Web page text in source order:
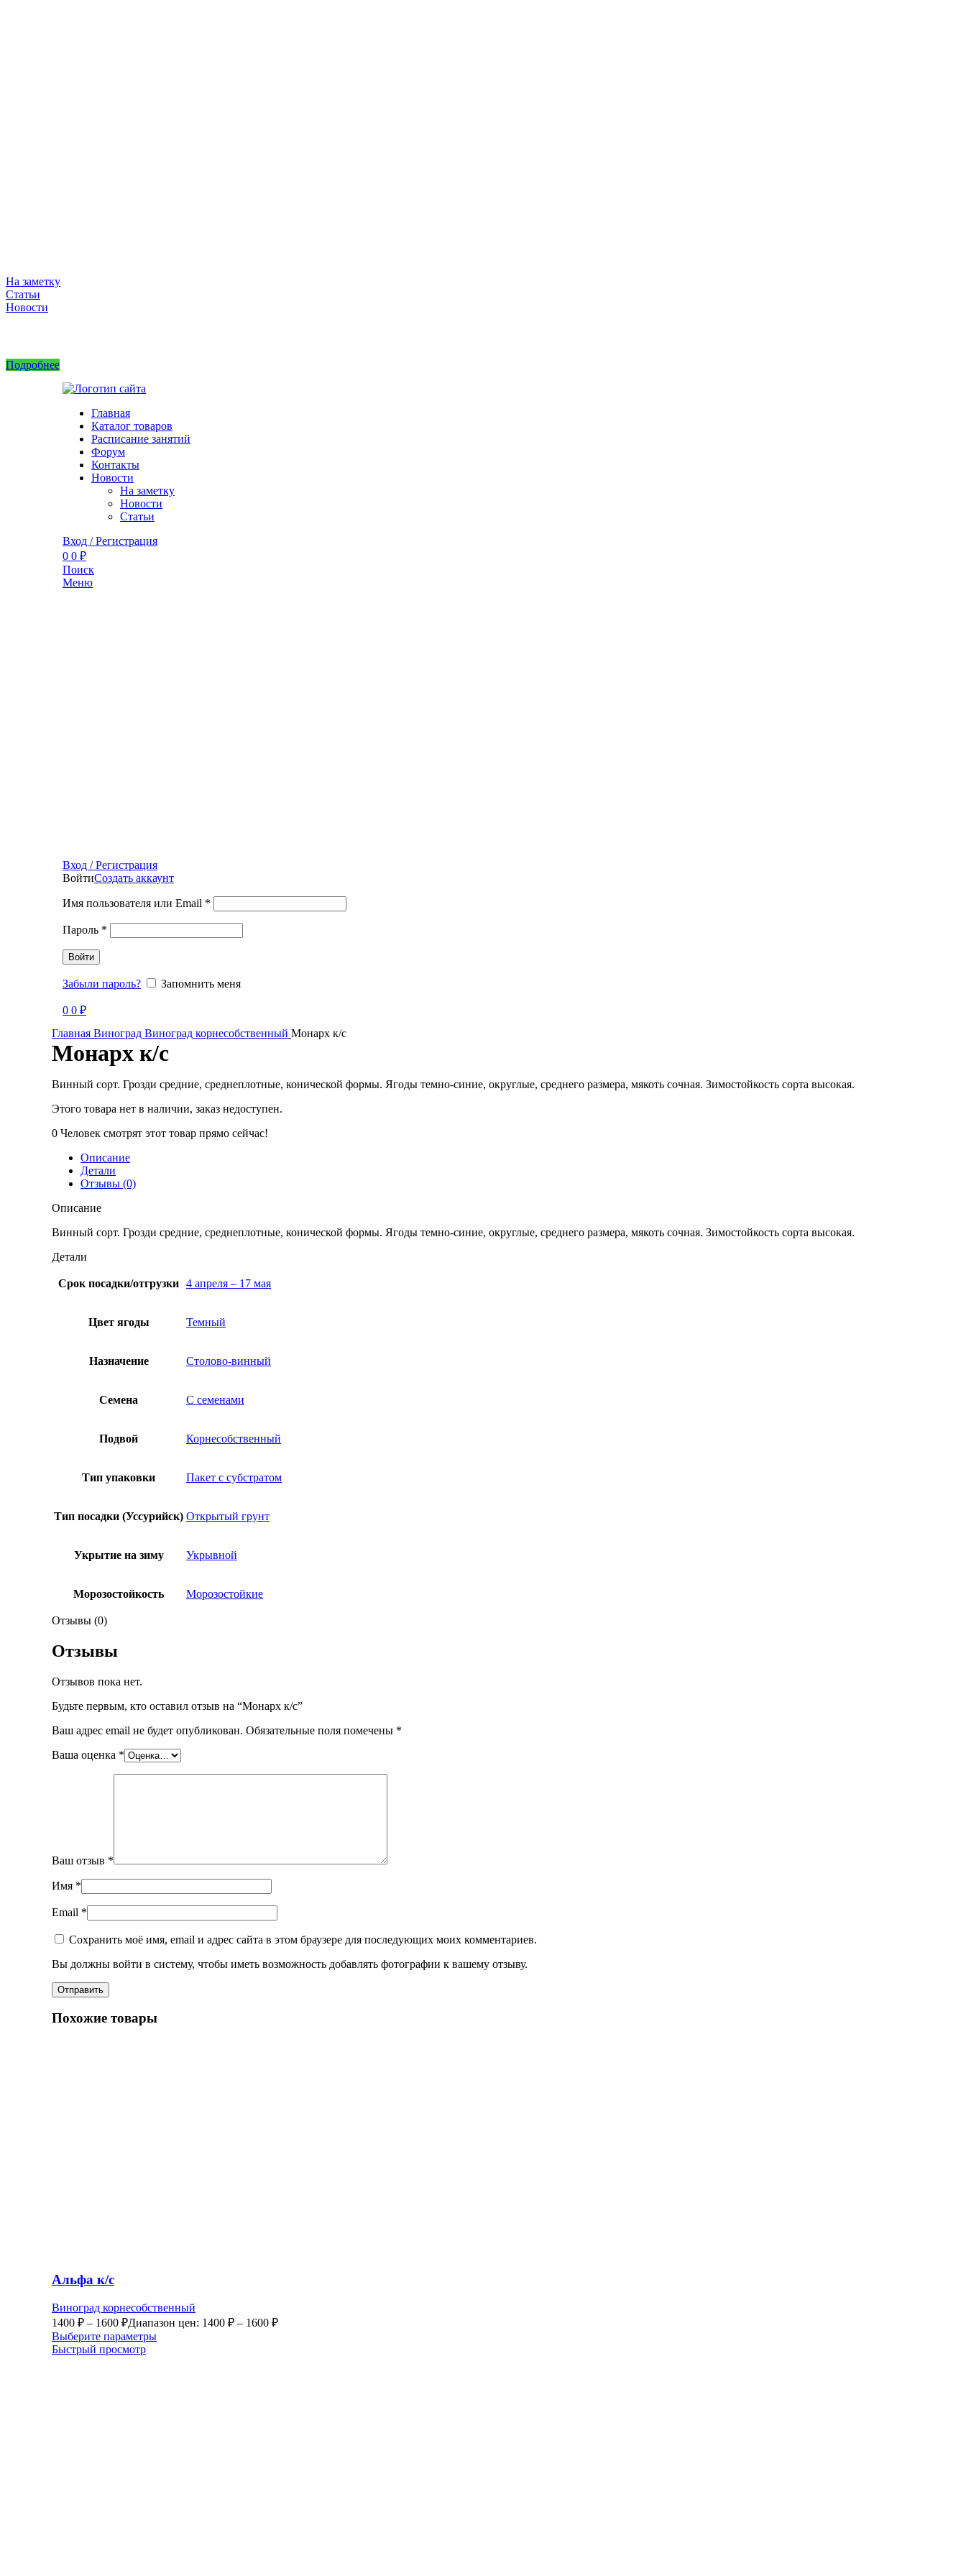
На заметку
Статьи
Новости
Подробнее
Главная
Каталог товаров
Расписание занятий
Форум
Контакты
Новости
На заметку
Новости
Статьи
Вход / Регистрация
0 0 ₽
Поиск
Меню
Вход / Регистрация
ВойтиСоздать аккаунт
Имя пользователя или Email *
Пароль *
Войти
Забыли пароль? Запомнить меня
0 0 ₽
Продано
Главная Виноград Виноград корнесобственный Монарх к/с
Монарх к/с
Винный сорт. Грозди средние, среднеплотные, конической формы. Ягоды темно-синие, округлые, среднего размера, мякоть сочная. Зимостойкость сорта высокая.
Этого товара нет в наличии, заказ недоступен.
0 Человек смотрят этот товар прямо сейчас!
Описание
Детали
Отзывы (0)
Описание
Винный сорт. Грозди средние, среднеплотные, конической формы. Ягоды темно-синие, округлые, среднего размера, мякоть сочная. Зимостойкость сорта высокая.
Детали
Срок посадки/отгрузки 4 апреля – 17 мая
Цвет ягоды Темный
Назначение Столово-винный
Семена С семенами
Подвой Корнесобственный
Тип упаковки Пакет с субстратом
Тип посадки (Уссурийск) Открытый грунт
Укрытие на зиму Укрывной
Морозостойкость Морозостойкие
Отзывы (0)
Отзывы
Отзывов пока нет.
Будьте первым, кто оставил отзыв на “Монарх к/с”
Ваш адрес email не будет опубликован. Обязательные поля помечены *
Ваша оценка *
Ваш отзыв *
Имя *
Email *
Сохранить моё имя, email и адрес сайта в этом браузере для последующих моих комментариев.
Вы должны войти в систему, чтобы иметь возможность добавлять фотографии к вашему отзыву.
Похожие товары
Альфа к/с
Виноград корнесобственный
1400 ₽ – 1600 ₽Диапазон цен: 1400 ₽ – 1600 ₽
Выберите параметры
Быстрый просмотр